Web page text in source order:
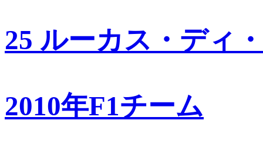
25 ルーカス・ディ
2010年F1チーム